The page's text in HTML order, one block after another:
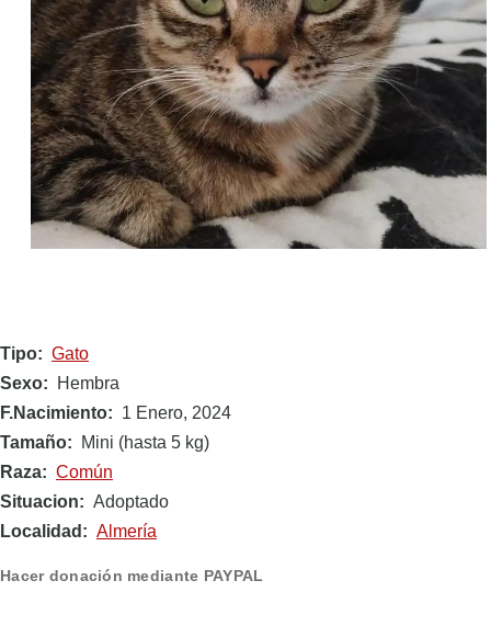
Tipo
Gato
Sexo
Hembra
F.Nacimiento
1 Enero, 2024
Tamaño
Mini (hasta 5 kg)
Raza
Común
Situacion
Adoptado
Localidad
Almería
Hacer donación mediante PAYPAL